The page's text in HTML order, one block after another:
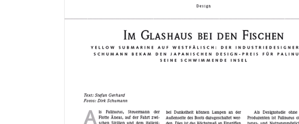
der
springen
der
springen